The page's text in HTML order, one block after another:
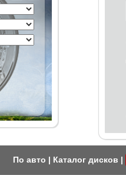
По авто | Каталог дисков |